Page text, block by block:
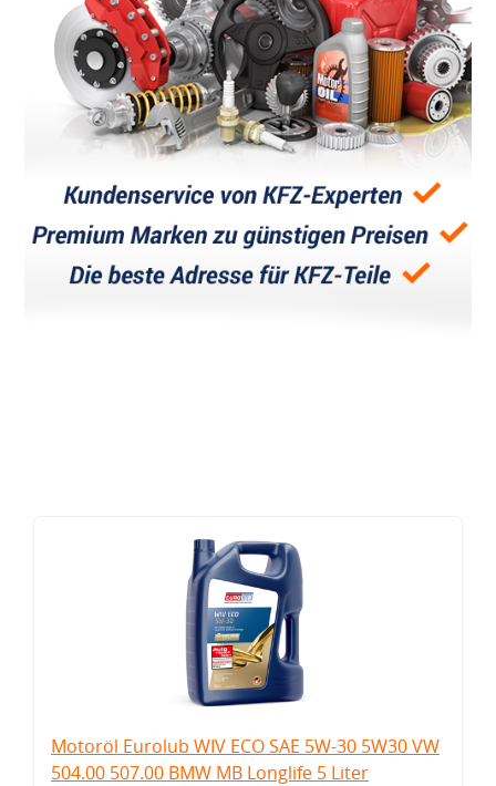
Motoröl Eurolub WIV ECO SAE 5W-30 5W30 VW
504.00 507.00 BMW MB Longlife 5 Liter